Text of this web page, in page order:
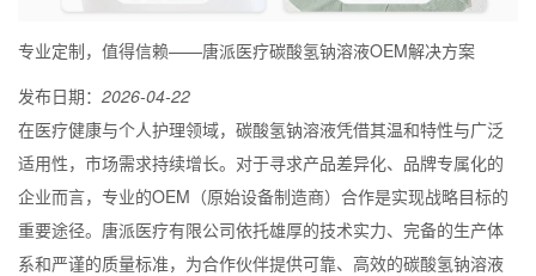
专业定制，值得信赖——唐派医疗碳酸氢钠溶液OEM解决方案
发布日期： 2026-04-22
在医疗健康与个人护理领域，碳酸氢钠溶液凭借其温和特性与广泛
适用性，市场需求持续增长。对于寻求产品差异化、品牌专属化的
企业而言，专业的OEM（原始设备制造商）合作是实现战略目标的
重要途径。唐派医疗有限公司依托雄厚的技术实力、完备的生产体
系和严谨的质量标准，为合作伙伴提供可靠、高效的碳酸氢钠溶液